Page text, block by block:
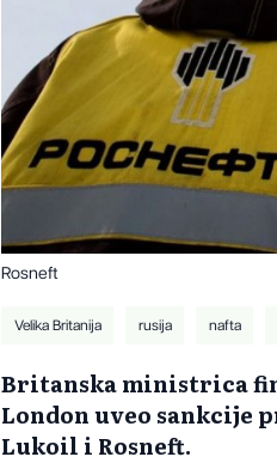
Rosneft
Velika Britanija rusija nafta
Britanska ministrica
London uveo sankcije
Lukoil i Rosneft.